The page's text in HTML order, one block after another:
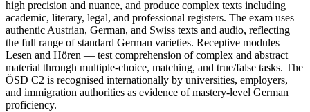
high precision and nuance, and produce complex texts including
academic, literary, legal, and professional registers. The exam uses
authentic Austrian, German, and Swiss texts and audio, reflecting
the full range of standard German varieties. Receptive modules —
Lesen and Hören — test comprehension of complex and abstract
material through multiple-choice, matching, and true/false tasks. The
ÖSD C2 is recognised internationally by universities, employers,
and immigration authorities as evidence of mastery-level German
proficiency.